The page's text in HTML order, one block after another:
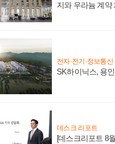
지와 우라늄 계약
전자·전기·정보통신
SK하이닉스, 용
데스크 리포트
[데스크리포트 8